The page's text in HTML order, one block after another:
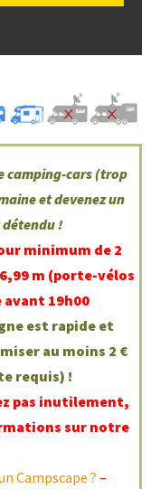
camping-cars (trop
et devenez un
détendu !
minimum de 2
m (porte-vélos
19h00
est rapide et
au moins 2 €
requis) !
pas inutilement,
sur notre
Campscape ?–